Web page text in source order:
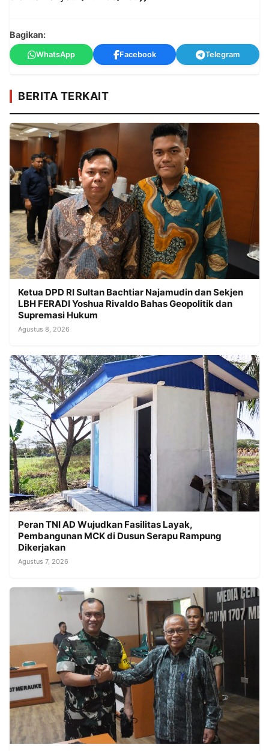
Bagikan:
WhatsApp Facebook Telegram
BERITA TERKAIT
Ketua DPD RI Sultan Bachtiar Najamudin dan Sekjen
LBH FERADI Yoshua Rivaldo Bahas Geopolitik dan
Supremasi Hukum
Agustus 8, 2026
Peran TNI AD Wujudkan Fasilitas Layak,
Pembangunan MCK di Dusun Serapu Rampung
Dikerjakan
Agustus 7, 2026